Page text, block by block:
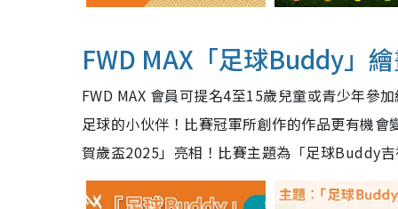
FWD MAX「足球Buddy」
FWD MAX 會員可提名4至15歲兒童或青少年參
足球的小伙伴！比賽冠軍所創作的作品更有機
賀歲盃2025」亮相！比賽主題為「足球Buddy